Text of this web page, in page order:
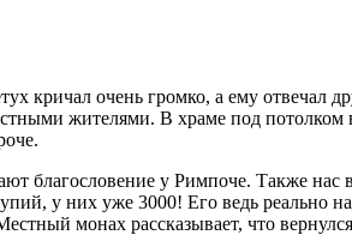
кричал очень громко, а ему
жителями. В храме под
благословение у Римпоче. Также
у них уже 3000! Его ведь
монах рассказывает, что